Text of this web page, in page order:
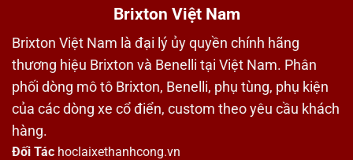
Brixton Việt Nam
Brixton Việt Nam là đại lý ủy quyền chính hãng
thương hiệu Brixton và Benelli tại Việt Nam. Phân
phối dòng mô tô Brixton, Benelli, phụ tùng, phụ kiện
của các dòng xe cổ điển, custom theo yêu cầu khách
hàng.
Đối Tác hoclaixethanhcong.vn